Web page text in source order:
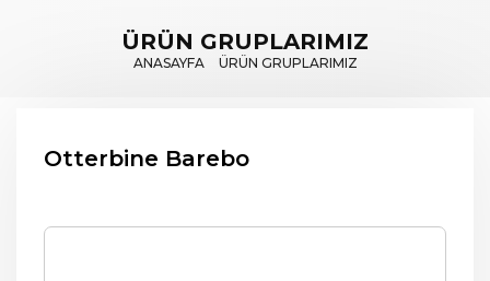
ÜRÜN GRUPLARIMIZ
ANASAYFA ÜRÜN GRUPLARIMIZ
Otterbine Barebo